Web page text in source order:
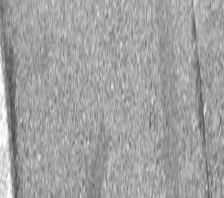
Двигатель: VAZ 21011
Резина: Prostor
Страна:
Казахстан
Основатель: Александр Карташов
Владелец: Александр Карташов
Дата основания: 12.10.2015
Рейтинг: 3
Дата Этап / трасса Команда
06.02.2023 Кубок Латвии / Бикерниеки
Частные пилоты
06.02.2023
Кубок Латвии / Бикерниеки Частные пилоты
PFС group A2 / 2022b
Частные пилоты